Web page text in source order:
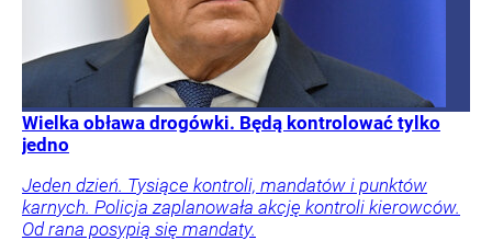
Wielka obława drogówki. Będą kontrolować tylko
jedno
Jeden dzień. Tysiące kontroli, mandatów i punktów
karnych. Policja zaplanowała akcję kontroli kierowców.
Od rana posypią się mandaty.